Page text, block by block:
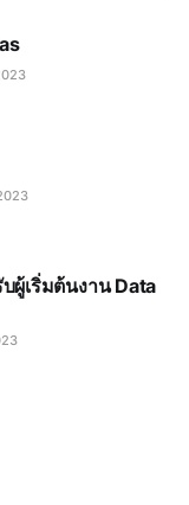
ผู้เริ่มต้นงาน Data